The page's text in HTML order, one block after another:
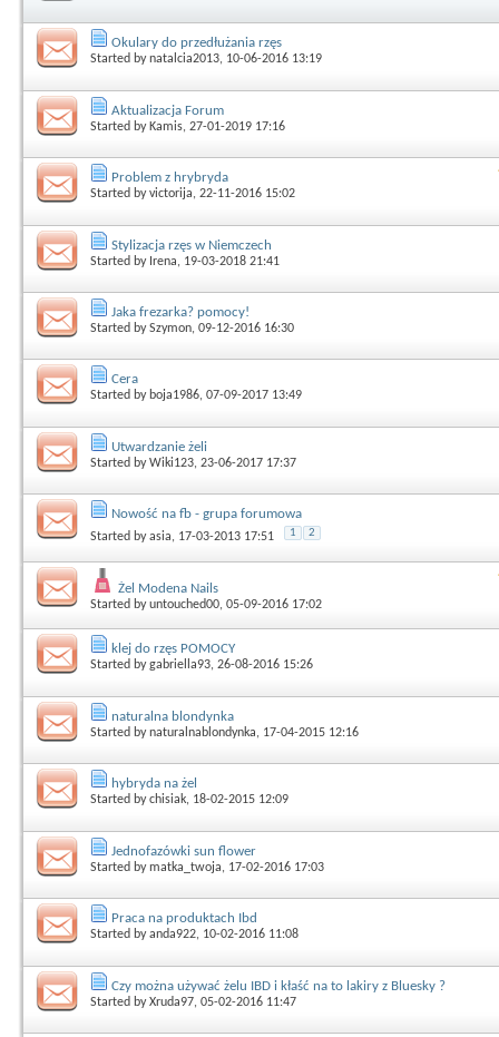
Okulary do przedłużania rzęs
Started bynatalcia2013, 10-06-2016 13:19
Aktualizacja Forum
Started by Kamis, 27-01-2019 17:16
Problem z hrybryda
Started byvictorija, 22-11-2016 15:02
Stylizacja rzęs w Niemczech
Started by Irena, 19-03-2018 21:41
Jaka frezarka? pomocy!
Started bySzymon, 09-12-2016 16:30
Cera
Started byboja1986, 07-09-2017 13:49
Utwardzanie żeli
Started byWiki123, 23-06-2017 17:37
Nowość na fb - grupa forumowa
Started byasia, 17-03-2013 17:51 1 2
Żel Modena Nails
Started byuntouched00, 05-09-2016 17:02
klej do rzęs POMOCY
Started bygabriella93, 26-08-2016 15:26
naturalna blondynka
Started bynaturalnablondynka, 17-04-2015 12:16
hybryda na żel
Started bychisiak, 18-02-2015 12:09
Jednofazówki sun flower
Started bymatka_twoja, 17-02-2016 17:03
Praca na produktach Ibd
Started byanda922, 10-02-2016 11:08
Czy można używać żelu IBD i kłaść na to lakiry z Bluesky ?
Started byXruda97, 05-02-2016 11:47